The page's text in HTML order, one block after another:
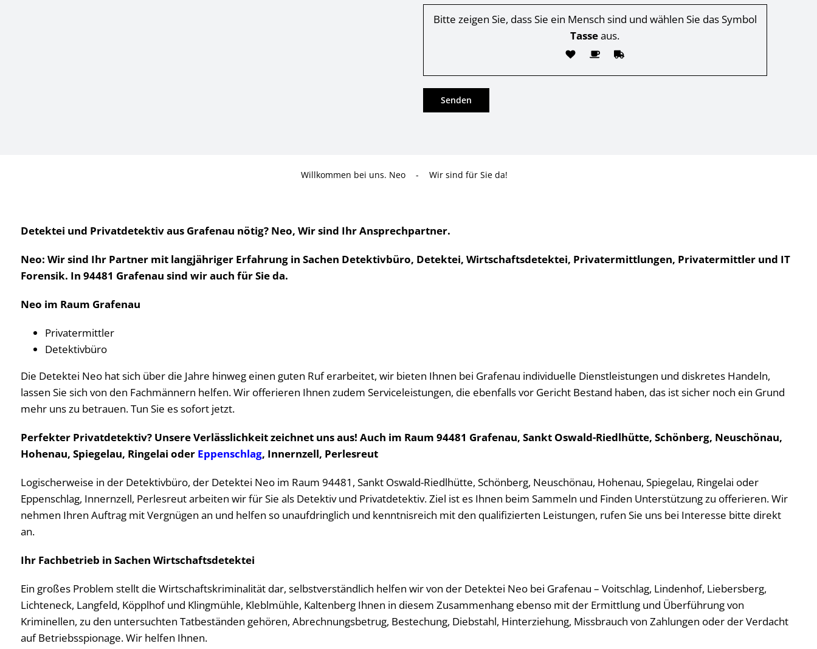
Bitte zeigen Sie, dass Sie ein Mensch sind und wählen Sie das Symbol
Tasseaus.
Willkommen bei uns. Neo - Wir sind für Sie da!
Detektei und Privatdetektiv aus Grafenau nötig? Neo, Wir sind Ihr Ansprechpartner.
Neo: Wir sind Ihr Partner mit langjähriger Erfahrung in Sachen Detektivbüro, Detektei, Wirtschaftsdetektei, Privatermittlungen, Privatermittler und IT
Forensik. In 94481 Grafenau sind wir auch für Sie da.
Neo im Raum Grafenau
Privatermittler
Detektivbüro
Die Detektei Neo hat sich über die Jahre hinweg einen guten Ruf erarbeitet, wir bieten Ihnen bei Grafenau individuelle Dienstleistungen und diskretes Handeln,
lassen Sie sich von den Fachmännern helfen. Wir offerieren Ihnen zudem Serviceleistungen, die ebenfalls vor Gericht Bestand haben, das ist sicher noch ein Grund
mehr uns zu betrauen. Tun Sie es sofort jetzt.
Perfekter Privatdetektiv? Unsere Verlässlichkeit zeichnet uns aus! Auch im Raum 94481 Grafenau, Sankt Oswald-Riedlhütte, Schönberg, Neuschönau,
Hohenau, Spiegelau, Ringelai oder Eppenschlag, Innernzell, Perlesreut
Logischerweise in der Detektivbüro, der Detektei Neo im Raum 94481, Sankt Oswald-Riedlhütte, Schönberg, Neuschönau, Hohenau, Spiegelau, Ringelai oder
Eppenschlag, Innernzell, Perlesreut arbeiten wir für Sie als Detektiv und Privatdetektiv. Ziel ist es Ihnen beim Sammeln und Finden Unterstützung zu offerieren. Wir
nehmen Ihren Auftrag mit Vergnügen an und helfen so unaufdringlich und kenntnisreich mit den qualifizierten Leistungen, rufen Sie uns bei Interesse bitte direkt
an.
Ihr Fachbetrieb in Sachen Wirtschaftsdetektei
Ein großes Problem stellt die Wirtschaftskriminalität dar, selbstverständlich helfen wir von der Detektei Neo bei Grafenau – Voitschlag, Lindenhof, Liebersberg,
Lichteneck, Langfeld, Köpplhof und Klingmühle, Kleblmühle, Kaltenberg Ihnen in diesem Zusammenhang ebenso mit der Ermittlung und Überführung von
Kriminellen, zu den untersuchten Tatbeständen gehören, Abrechnungsbetrug, Bestechung, Diebstahl, Hinterziehung, Missbrauch von Zahlungen oder der Verdacht
auf Betriebsspionage. Wir helfen Ihnen.